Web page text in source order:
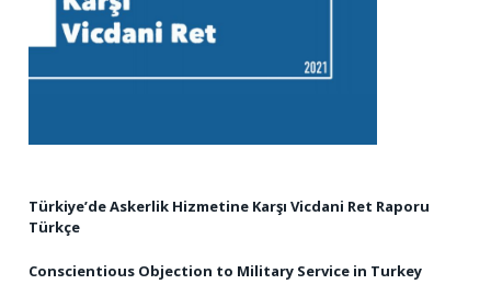
Türkiye’de Askerlik Hizmetine Karşı Vicdani Ret Raporu
Türkçe
Conscientious Objection to Military Service in Turkey